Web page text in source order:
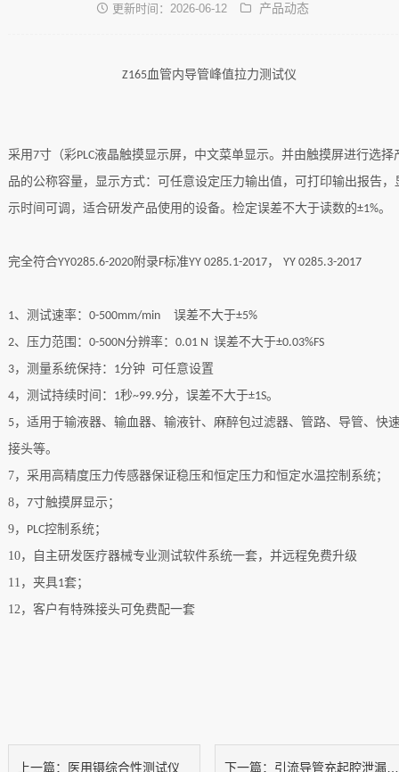
更新时间：2026-06-12 产品动态
Z165血管内导管峰值拉力测试仪
采用7寸（彩PLC液晶触摸显示屏，中文菜单显示。并由触摸屏进行选择
品的公称容量，显示方式：可任意设定压力输出值，可打印输出报告，
示时间可调，适合研发产品使用的设备。检定误差不大于读数的±1%。
完全符合YY0285.6-2020附录F标准YY 0285.1-2017， YY 0285.3-2017
1、测试速率： 0-500mm/min 误差不大于±5%
2、压力范围： 0-500N分辨率： 0.01 N 误差不大于±0.03%FS
3， 测量系统保持： 1分钟 可任意设置
4， 测试持续时间： 1秒~99.9分，误差不大于±1S。
5， 适用于输液器、输血器、输液针、麻醉包过滤器、管路、导管、快
接头等。
7， 采用高精度压力传感器保证稳压和恒定压力和恒定水温控制系统；
8， 7寸触摸屏显示；
9， PLC控制系统；
10，
自主研发医疗器械专业测试软件系统一套，并远程免费升级
11， 夹具1套；
12， 客户有特殊接头可免费配一套
上一篇： 医用镊综合性测试仪 下一篇： 引流导管充起腔泄漏及球囊回缩可靠性测试仪